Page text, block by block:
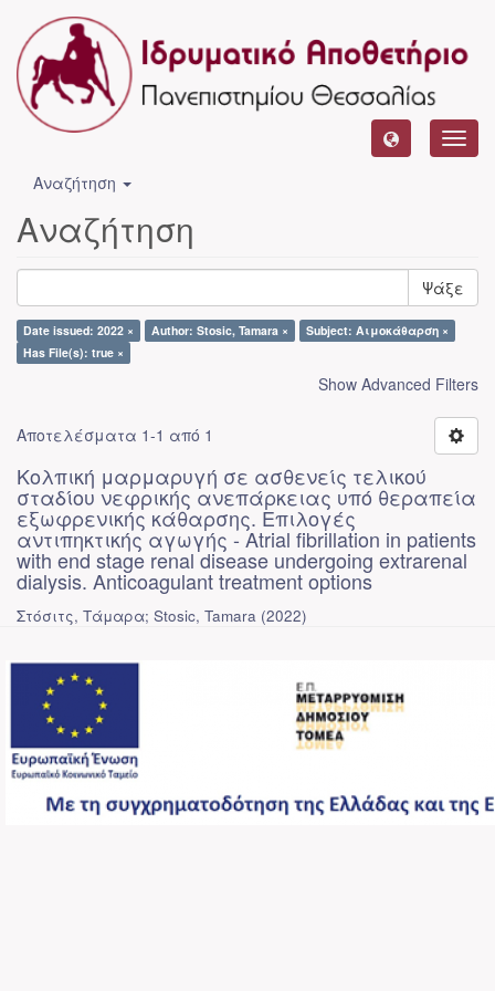
Αναζήτηση
Αναζήτηση
Ψάξε
Date issued: 2022 × Author: Stosic, Tamara ×
Subject: Αιμοκάθαρση ×
Has File(s): true ×
Show Advanced Filters
Αποτελέσματα 1-1 από 1
Κολπική μαρμαρυγή σε ασθενείς τελικού
σταδίου νεφρικής ανεπάρκειας υπό θεραπεία
εξωφρενικής κάθαρσης. Επιλογές
αντιπηκτικής αγωγής - Atrial fibrillation in patients
with end stage renal disease undergoing extrarenal
dialysis. Anticoagulant treatment options
Στόσιτς, Τάμαρα; Stosic, Tamara (2022)